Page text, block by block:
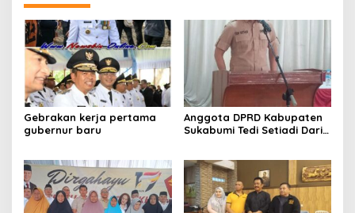
Gebrakan kerja pertama
gubernur baru
Anggota DPRD Kabupaten
Sukabumi Tedi Setiadi Dari
Kecamatan Parungkuda
Kabupaten Sukabumi